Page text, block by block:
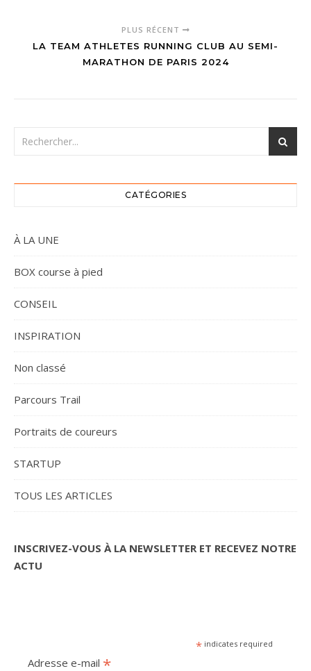
PLUS RÉCENT
LA TEAM ATHLETES RUNNING CLUB AU SEMI-
MARATHON DE PARIS 2024
CATÉGORIES
À LA UNE
BOX course à pied
CONSEIL
INSPIRATION
Non classé
Parcours Trail
Portraits de coureurs
STARTUP
TOUS LES ARTICLES
INSCRIVEZ-VOUS À LA NEWSLETTER ET RECEVEZ NOTRE
ACTU
* indicates required
Adresse e-mail *